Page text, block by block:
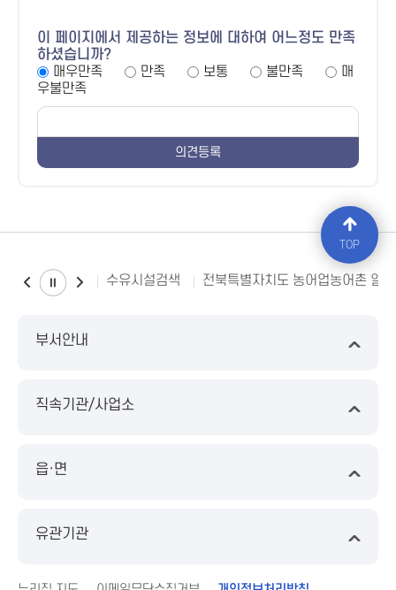
이 페이지에서 제공하는 정보에 대하여 어느정도 만족
하셨습니까?
매우만족
만족 보통 불만족
매
우불만족
수유시설검색 전북특별자치도 농어업농어촌 일
부서안내
직속기관/사업소
읍·면
유관기관
TOP